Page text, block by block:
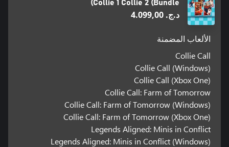
Collie 1 Collie 2 (Bundle)
د.ج.‏ 4.099,00
الألعاب المضمنة
Collie Call
Collie Call (Windows)
Collie Call (Xbox One)
Collie Call: Farm of Tomorrow
Collie Call: Farm of Tomorrow (Windows)
Collie Call: Farm of Tomorrow (Xbox One)
Legends Aligned: Minis in Conflict
Legends Aligned: Minis in Conflict (Windows)